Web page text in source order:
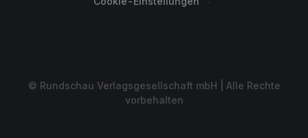
© Rundschau Verlagsgesellschaft mbH | Alle Rechte
vorbehalten